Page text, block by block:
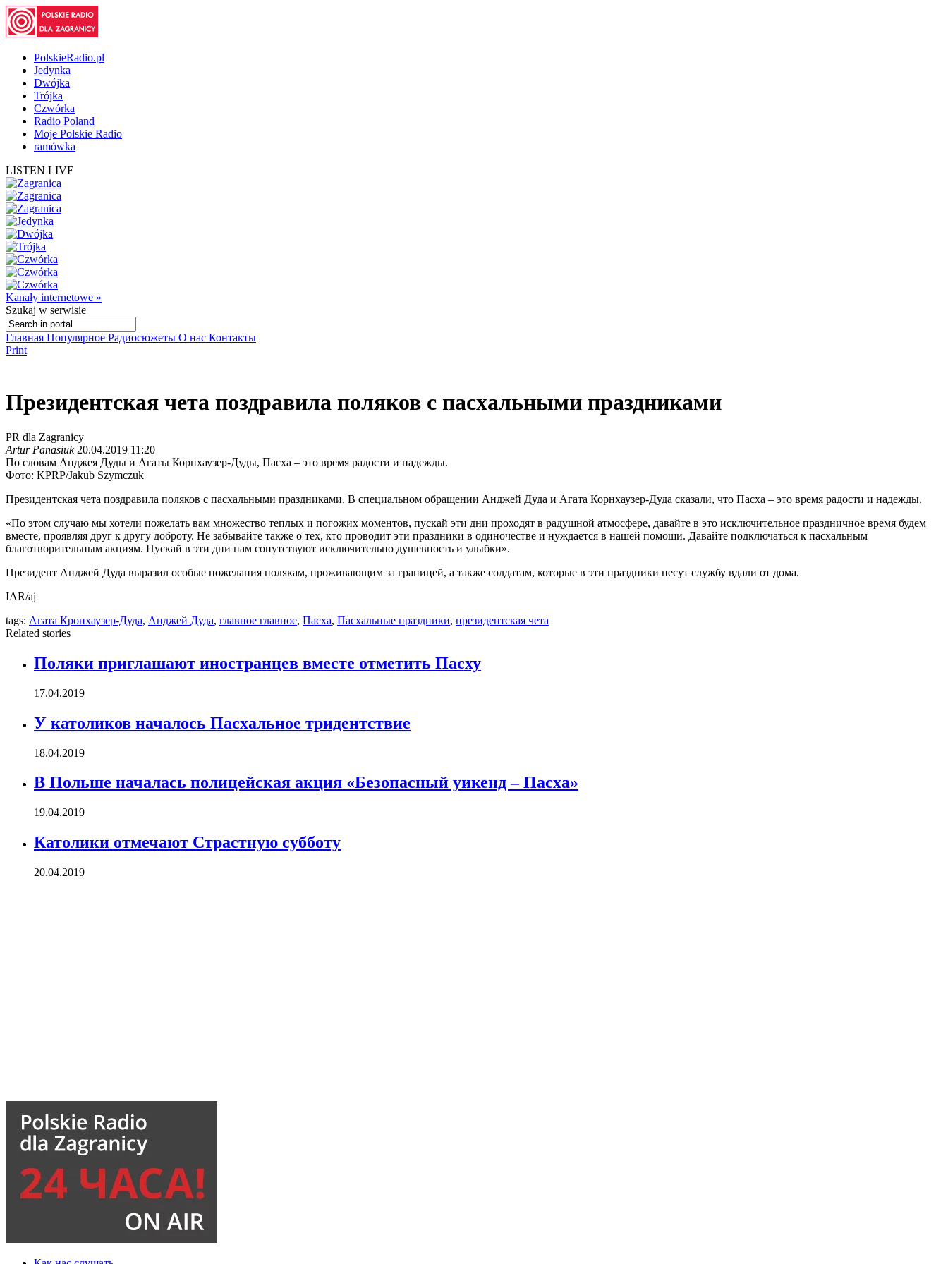
PolskieRadio.pl
Jedynka
Dwójka
Trójka
Czwórka
Radio Poland
Moje Polskie Radio
ramówka
LISTEN LIVE
Kanały internetowe »
Szukaj w serwisie
Главная Популярное Радиосюжеты О нас Контакты
Print
Президентская чета поздравила поляков с пасхальными праздниками
PR dla Zagranicy
Artur Panasiuk20.04.2019 11:20
По словам Анджея Дуды и Агаты Корнхаузер-Дуды, Пасха – это время радости и надежды.
Фото: KPRP/Jakub Szymczuk
Президентская чета поздравила поляков с пасхальными праздниками. В специальном обращении Анджей Дуда и Агата Корнхаузер-Дуда сказали, что Пасха – это время радости и надежды.
«По этом случаю мы хотели пожелать вам множество теплых и погожих моментов, пускай эти дни проходят в радушной атмосфере, давайте в это исключительное праздничное время будем
вместе, проявляя друг к другу доброту. Не забывайте также о тех, кто проводит эти праздники в одиночестве и нуждается в нашей помощи. Давайте подключаться к пасхальным
благотворительным акциям. Пускай в эти дни нам сопутствуют исключительно душевность и улыбки».
Президент Анджей Дуда выразил особые пожелания полякам, проживающим за границей, а также солдатам, которые в эти праздники несут службу вдали от дома.
IAR/aj
tags: Агата Кронхаузер-Дуда, Анджей Дуда, главное главное, Пасха, Пасхальные праздники, президентская чета
Related stories
Поляки приглашают иностранцев вместе отметить Пасху
17.04.2019
У католиков началось Пасхальное тридентствие
18.04.2019
В Польше началась полицейская акция «Безопасный уикенд – Пасха»
19.04.2019
Католики отмечают Страстную субботу
20.04.2019